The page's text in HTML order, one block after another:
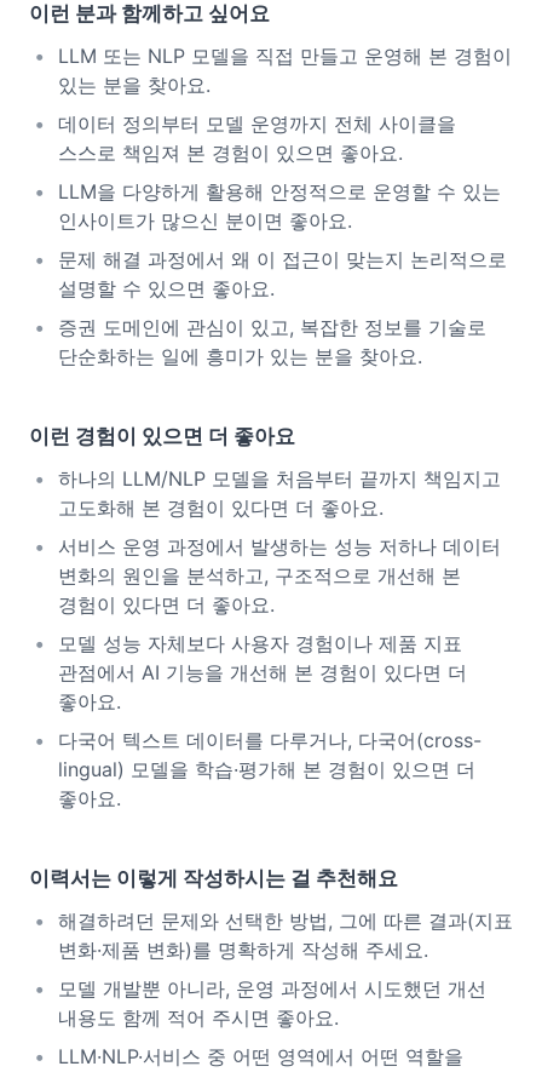
이런 분과 함께하고 싶어요
LLM 또는 NLP 모델을 직접 만들고 운영해 본 경험이
있는 분을 찾아요.
데이터 정의부터 모델 운영까지 전체 사이클을
스스로 책임져 본 경험이 있으면 좋아요.
LLM을 다양하게 활용해 안정적으로 운영할 수 있는
인사이트가 많으신 분이면 좋아요.
문제 해결 과정에서 왜 이 접근이 맞는지 논리적으로
설명할 수 있으면 좋아요.
증권 도메인에 관심이 있고, 복잡한 정보를 기술로
단순화하는 일에 흥미가 있는 분을 찾아요.
이런 경험이 있으면 더 좋아요
하나의 LLM/NLP 모델을 처음부터 끝까지 책임지고
고도화해 본 경험이 있다면 더 좋아요.
서비스 운영 과정에서 발생하는 성능 저하나 데이터
변화의 원인을 분석하고, 구조적으로 개선해 본
경험이 있다면 더 좋아요.
모델 성능 자체보다 사용자 경험이나 제품 지표
관점에서 AI 기능을 개선해 본 경험이 있다면 더
좋아요.
다국어 텍스트 데이터를 다루거나, 다국어(cross-
lingual) 모델을 학습·평가해 본 경험이 있으면 더
좋아요.
이력서는 이렇게 작성하시는 걸 추천해요
해결하려던 문제와 선택한 방법, 그에 따른 결과(지표
변화·제품 변화)를 명확하게 작성해 주세요.
모델 개발뿐 아니라, 운영 과정에서 시도했던 개선
내용도 함께 적어 주시면 좋아요.
LLM·NLP·서비스 중 어떤 영역에서 어떤 역할을